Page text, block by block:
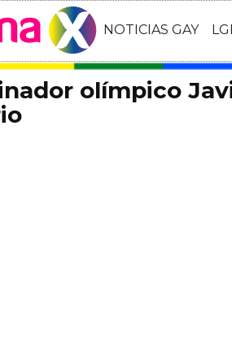
NOTICIAS GAY
olímpico